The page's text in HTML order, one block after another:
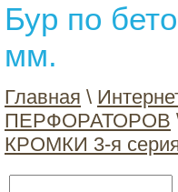
Бур по
мм.
Главная \
ПЕРФОРАТОРОВ
КРОМКИ 3-я